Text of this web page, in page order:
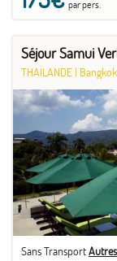
par pers.
Séjour Samui
THAÏLANDE | Bangkok
Sans Transport